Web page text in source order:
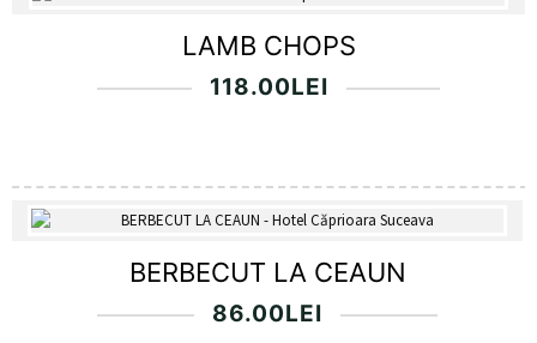
LAMB CHOPS
118.00LEI
BERBECUT LA CEAUN
86.00LEI